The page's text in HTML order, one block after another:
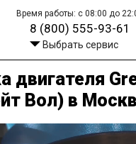
Время работы: с 08:00 до
8 (800) 555-93-61
Выбрать сервис
двигателя
Вол) в